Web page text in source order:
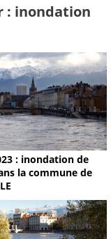
: inondation
: inondation de
la commune de